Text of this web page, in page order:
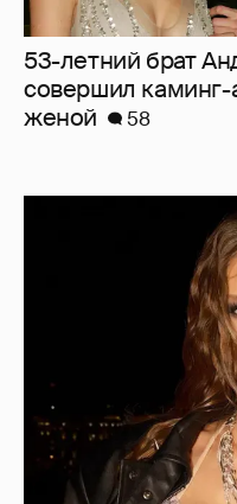
53-летний брат
совершил каминг-
женой
58